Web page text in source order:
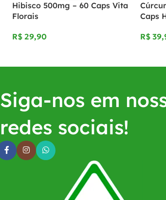
Hibisco 500mg – 60 Caps Vita
Florais
R$
Caps
R$
Siga-nos em
redes sociais!